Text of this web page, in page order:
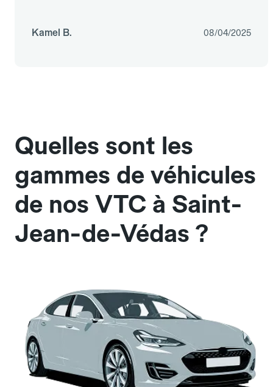
Kamel B. 08/04/2025
Quelles sont les
gammes de véhicules
de nos VTC à Saint-
Jean-de-Védas ?